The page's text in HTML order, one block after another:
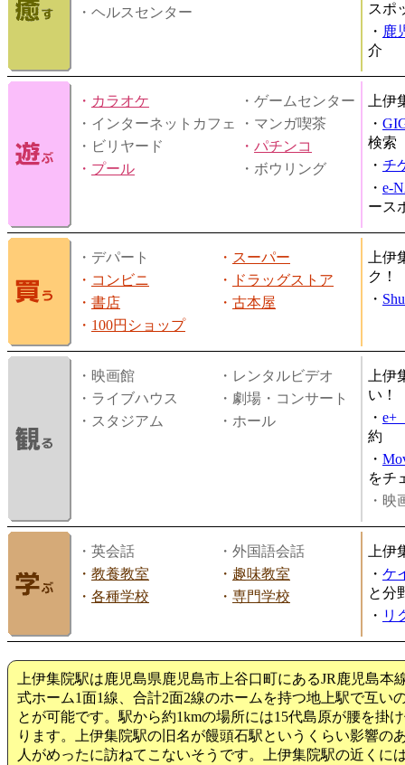
・ヘルスセンター
スポ
・ 鹿
介
・ カラオケ
・ゲームセンター
・インターネットカフェ
・マンガ喫茶
・ビリヤード
・ パチンコ
・ プール ・ボウリング
上
・
検索
・ チ
・ e-
ース
・デパート ・ スーパー
・ コンビニ ・
ドラッグストア
・ 書店 ・ 古本屋
・ 100円ショップ
上
ク！
・
・映画館
・レンタルビデオ
・ライブハウス
・劇場・コンサート
・スタジアム
・ホール
上
い！
・ e+
約
・
をチ
・映
・英会話
・外国語会話
・ 教養教室 ・ 趣味教室
・ 各種学校 ・ 専門学校
上
・ ケ
と分
・ リ
上伊集院駅は鹿児島県鹿児島市上谷口町にあるJR鹿児島
式ホーム1面1線、合計2面2線のホームを持つ地上駅で互い
とが可能です。駅から約1kmの場所には15代島原が腰を掛
ります。上伊集院駅の旧名が饅頭石駅というくらい影響の
人がめったに訪ねてこないそうです。上伊集院駅の近くに